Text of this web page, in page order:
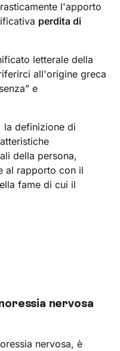
l'apporto
perdita di
letterale della
all'origine greca
e
la definizione di
della persona,
al rapporto con il
fame di cui il
nervosa
nervosa, è